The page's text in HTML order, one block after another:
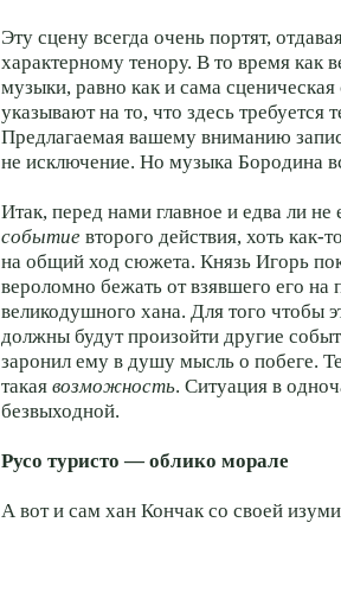
Эту сцену всегда очень портят,
характерному тенору. В то время как
музыки, равно как и сама сценическая
указывают на то, что здесь требуется
Предлагаемая вашему вниманию
не исключение. Но музыка Бородина
Итак, перед нами главное и едва ли не
событие второго действия, хоть как-
на общий ход сюжета. Князь Игорь
вероломно бежать от взявшего его на
великодушного хана. Для того чтобы
должны будут произойти другие
заронил ему в душу мысль о побеге.
такая возможность. Ситуация в
безвыходной.
Русо туристо — облико морале
А вот и сам хан Кончак со своей